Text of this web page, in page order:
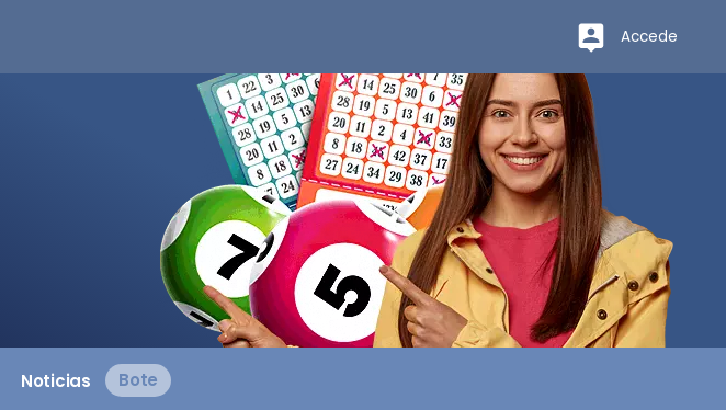
Accede
Noticias Bote